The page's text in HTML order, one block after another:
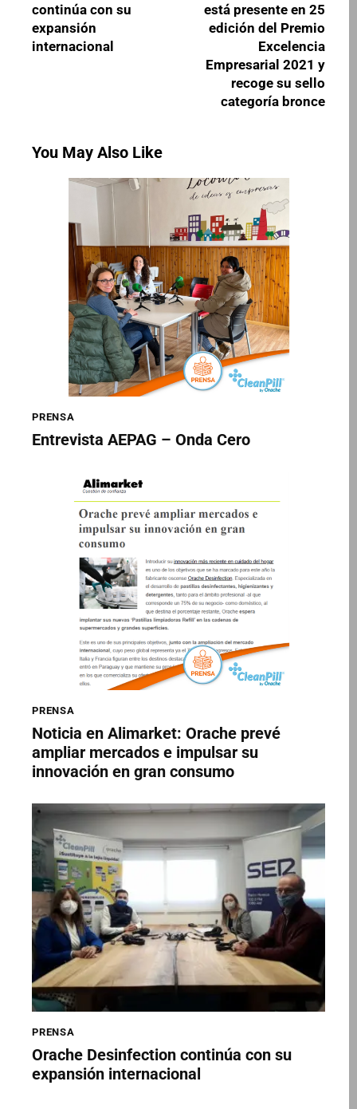
continúa con su
expansión
internacional
está presente en 25
edición del Premio
Excelencia
Empresarial 2021 y
recoge su sello
categoría bronce
You May Also Like
PRENSA
Entrevista AEPAG – Onda Cero
PRENSA
Noticia en Alimarket: Orache prevé
ampliar mercados e impulsar su
innovación en gran consumo
PRENSA
Orache Desinfection continúa con su
expansión internacional